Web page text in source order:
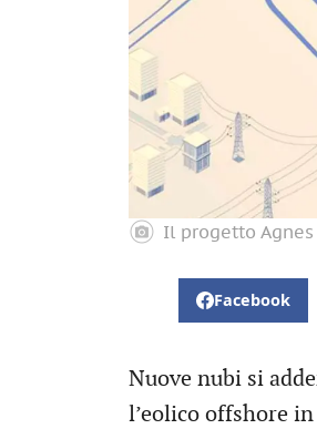
Il progetto Agnes
Facebook
Nuove nubi si
l’eolico offshore